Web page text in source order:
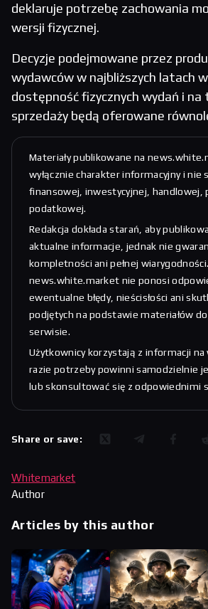
deklaruje potrzebę zachowania
wersji fizycznej.
Decyzje podejmowane przez
wydawców w najbliższych latach
dostępność fizycznych wydań i na
sprzedaży będą oferowane
Materiały publikowane na
wyłącznie charakter informacyjny i nie
finansowej, inwestycyjnej, handlowej,
podatkowej.
Redakcja dokłada starań, aby
aktualne informacje, jednak nie
kompletności ani pełnej wiarygodności.
news.white.market nie ponosi
ewentualne błędy, nieścisłości ani
podjętych na podstawie materiałów
serwisie.
Użytkownicy korzystają z informacji na
razie potrzeby powinni samodzielnie
lub skonsultować się z odpowiednimi
Share or save:
Whitemarket
Author
Articles by this author